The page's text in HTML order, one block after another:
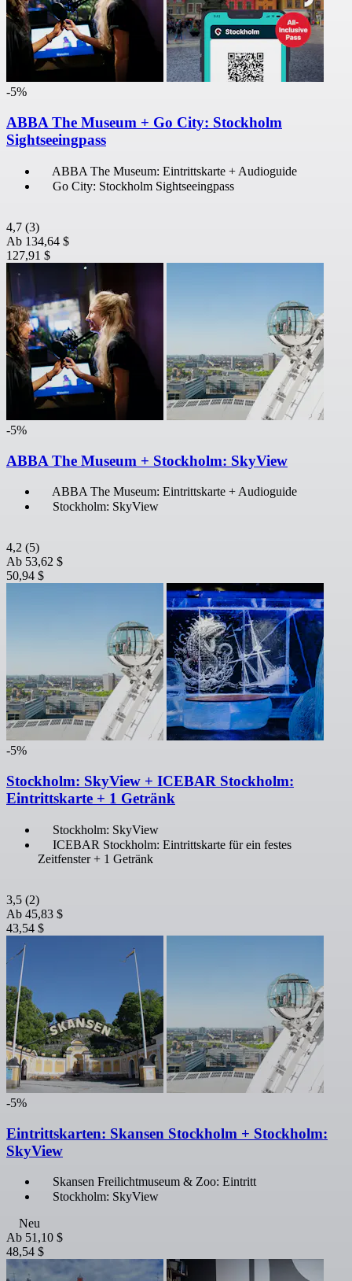
-5%
ABBA The Museum + Go City: Stockholm
Sightseeingpass
ABBA The Museum: Eintrittskarte + Audioguide
Go City: Stockholm Sightseeingpass
4,7 (3)
Ab 134,64 $
127,91 $
-5%
ABBA The Museum + Stockholm: SkyView
ABBA The Museum: Eintrittskarte + Audioguide
Stockholm: SkyView
4,2 (5)
Ab 53,62 $
50,94 $
-5%
Stockholm: SkyView + ICEBAR Stockholm:
Eintrittskarte + 1 Getränk
Stockholm: SkyView
ICEBAR Stockholm: Eintrittskarte für ein festes
Zeitfenster + 1 Getränk
3,5 (2)
Ab 45,83 $
43,54 $
-5%
Eintrittskarten: Skansen Stockholm + Stockholm:
SkyView
Skansen Freilichtmuseum & Zoo: Eintritt
Stockholm: SkyView
Neu
Ab 51,10 $
48,54 $